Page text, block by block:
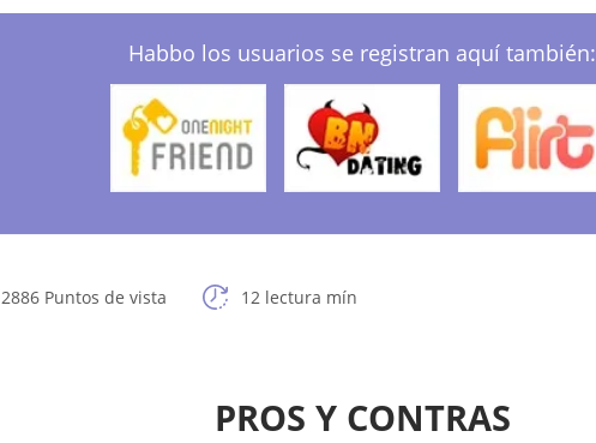
Habbo los usuarios se registran aquí también:
2886 Puntos de vista 12 lectura mín
PROS Y CONTRAS